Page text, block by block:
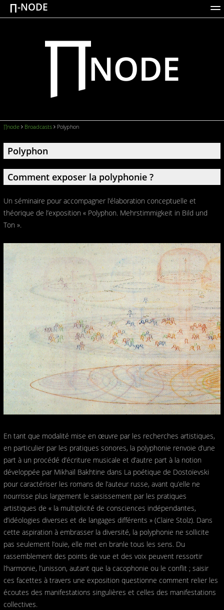
∏-NODE
ACTIONS WORKS DOCUMENTATION
BROADCASTS
∏node Broadcasts Polyphon
Polyphon
Comment exposer la polyphonie ?
Un séminaire pour accompagner l’élaboration conceptuelle et
théorique de l’exposition « Polyphon. Mehrstimmigkeit in Bild und
Ton ».
En tant que modalité mise en œuvre par les recherches artistiques,
en particulier par les pratiques sonores, la polyphonie renvoie d’une
part à un procédé d’écriture musicale et d’autre part à la notion
développée par Mikhaïl Bakhtine dans La poétique de Dostoïevski
pour caractériser les romans de l’auteur russe, avant qu’elle ne
nourrisse plus largement le saisissement par les pratiques
artistiques de « la multiplicité de consciences indépendantes,
d’idéologies diverses et de langages différents » (Claire Stolz). Dans
cette aspiration à embrasser la diversité, la polyphonie ne sollicite
pas seulement l’ouïe, elle met en branle tous les sens. Du
rassemblement des points de vue et des voix peuvent ressortir
l’harmonie, l’unisson, autant que la cacophonie ou le conflit ; saisir
ces facettes à travers une exposition questionne comment relier les
écoutes des manifestations singulières et celles des manifestations
collectives.